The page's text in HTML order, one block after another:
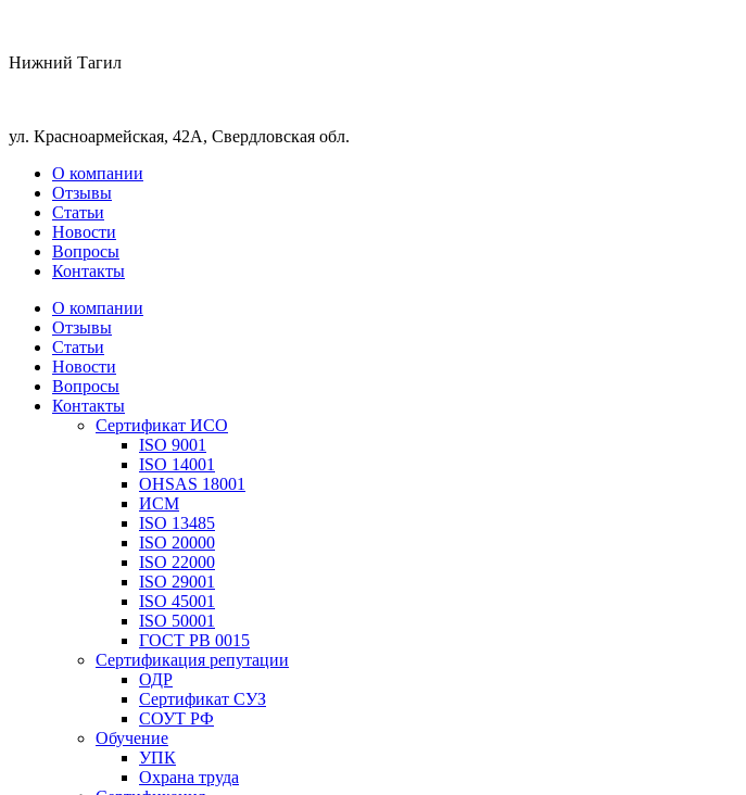
Нижний Тагил
ул. Красноармейская, 42А, Свердловская обл.
О компании
Отзывы
Статьи
Новости
Вопросы
Контакты
О компании
Отзывы
Статьи
Новости
Вопросы
Контакты
Сертификат ИСО
ISO 9001
ISO 14001
OHSAS 18001
ИСМ
ISO 13485
ISO 20000
ISO 22000
ISO 29001
ISO 45001
ISO 50001
ГОСТ РВ 0015
Сертификация репутации
ОДР
Сертификат СУЗ
СОУТ РФ
Обучение
УПК
Охрана труда